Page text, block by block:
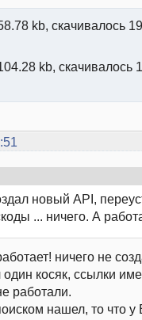
kb, скачивалось
kb, скачивалось
новый API,
... ничего. А
ничего не
косяк, ссылки
работали.
нашел, то что у